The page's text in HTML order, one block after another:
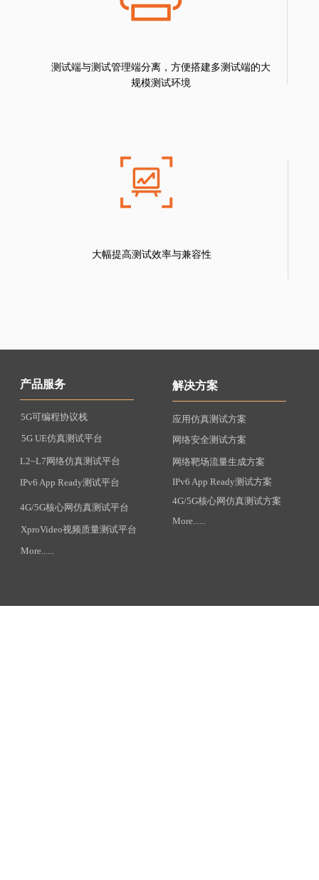
大幅提高测试效率与兼容性
测试端与测试管理端分离，方便搭建多测试端的大
规模测试环境
4G/5G核心网仿真测试方案
应用仿真测试方案
网络安全测试方案
网络靶场流量生成方案
IPv6 App Ready测试方案
解决方案
More......
4G/5G核心网仿真测试平台
L2~L7网络仿真测试平台
IPv6 App Ready测试平台
More......
产品服务
5G UE仿真测试平台
XproVideo视频质量测试平台
5G可编程协议栈